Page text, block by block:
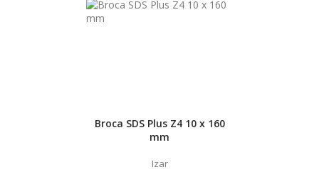
Broca SDS Plus Z4 10 x 160
mm
Izar